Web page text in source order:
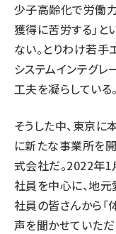
少子高齢化で労働力
獲得に苦労する」と
ない。とりわけ若手
システムインテグレ
工夫を凝らしている。
そうした中、東京
に新たな事業所を開
式会社だ。2022年1
社員を中心に、地
社員の皆さんから「
声を聞かせていただ